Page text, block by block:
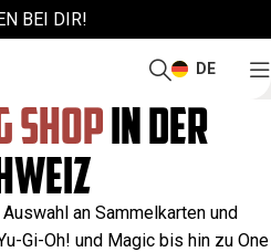
BEI DIR!
DE
SHOPIN DER
an Sammelkarten und
Gi-Oh! und Magic bis hin zu One